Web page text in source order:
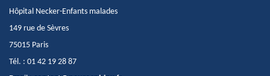
Hôpital Necker-Enfants malades
149 rue de Sèvres
75015 Paris
Tél. : 01 42 19 28 87